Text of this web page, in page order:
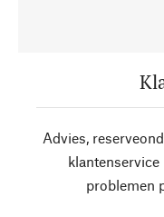
Advies,
problemen